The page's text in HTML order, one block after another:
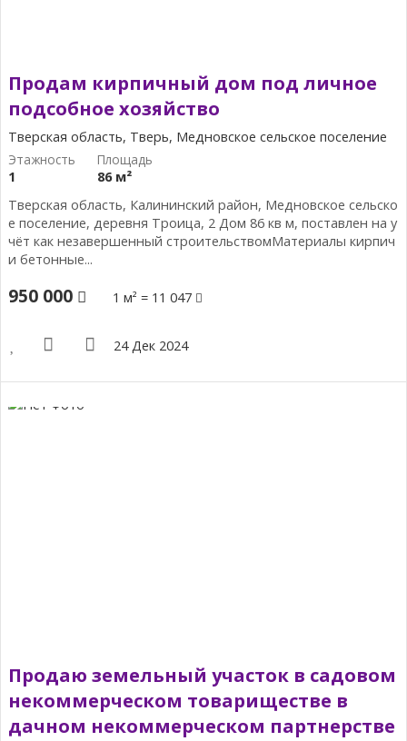
Продам кирпичный дом под личное
подсобное хозяйство
Тверская область, Тверь, Медновское сельское поселение
1
86 м²
Тверская область, Калининский район, Медновское сельско
е поселение, деревня Троица, 2 Дом 86 кв м, поставлен на у
чёт как незавершенный строительствомМатериалы кирпич
и бетонные...
950 000 1 м² = 11 047
24 Дек 2024
Продаю земельный участок в садовом
некоммерческом товариществе в
дачном некоммерческом партнерстве